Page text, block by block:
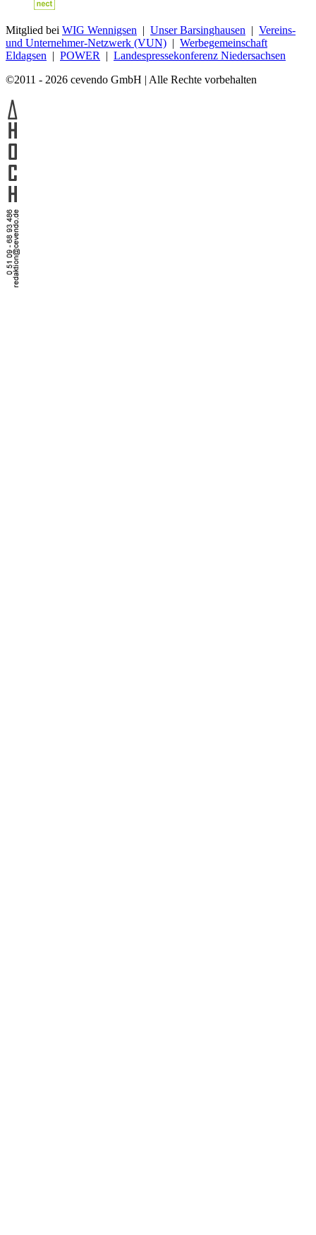
Mitglied bei WIG Wennigsen | Unser Barsinghausen | Vereins-
und Unternehmer-Netzwerk (VUN) | Werbegemeinschaft
Eldagsen | POWER | Landespressekonferenz Niedersachsen
©2011 - 2026 cevendo GmbH | Alle Rechte vorbehalten